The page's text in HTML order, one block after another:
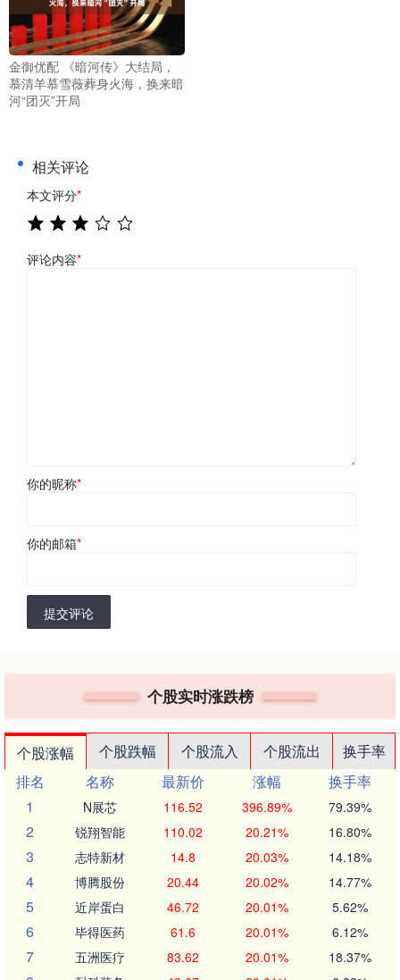
金御优配 《暗河传》大结局，
慕清羊慕雪薇葬身火海，换来暗
河“团灭”开局
相关评论
本文评分*
评论内容*
你的昵称*
你的邮箱*
提交评论
个股实时涨跌榜
个股涨幅 个股跌幅 个股流入 个股流出
换手率
排名
名称 最新价 涨幅
换手率
1
N展芯 116.52 396.89% 79.39%
2 锐翔智能 110.02 20.21% 16.80%
3 志特新材 14.8 20.03% 14.18%
4 博腾股份 20.44 20.02% 14.77%
5 近岸蛋白 46.72 20.01% 5.62%
6 毕得医药 61.6 20.01% 6.12%
7 五洲医疗 83.62 20.01% 18.37%